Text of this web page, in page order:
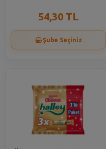
54,30 TL
Şube Seçiniz